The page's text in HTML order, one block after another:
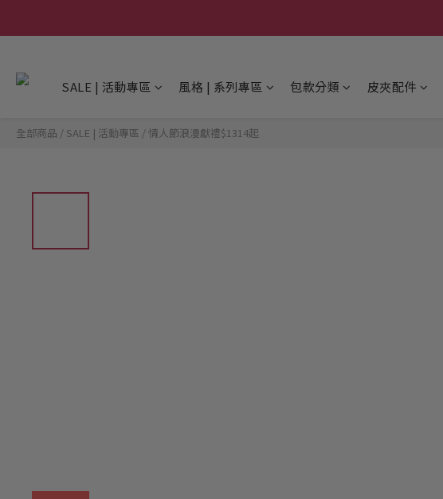
SALE | 活動專區 風格 | 系列專區 包款分類 皮夾配件
全部商品 / SALE | 活動專區 /情人節浪漫獻禮$1314起